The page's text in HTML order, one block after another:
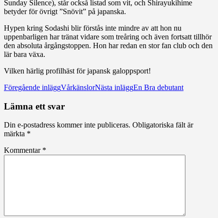
Sunday Silence), står också listad som vit, och Shirayukihime
betyder för övrigt ”Snövit” på japanska.
Hypen kring Sodashi blir förstås inte mindre av att hon nu
uppenbarligen har tränat vidare som treåring och även fortsatt tillhör
den absoluta årgångstoppen. Hon har redan en stor fan club och den
lär bara växa.
Vilken härlig profilhäst för japansk galoppsport!
Inläggsnavigering
Föregående inläggVårkänslorNästa inläggEn Bra debutant
Lämna ett svar
Din e-postadress kommer inte publiceras. Obligatoriska fält är
märkta *
Kommentar *